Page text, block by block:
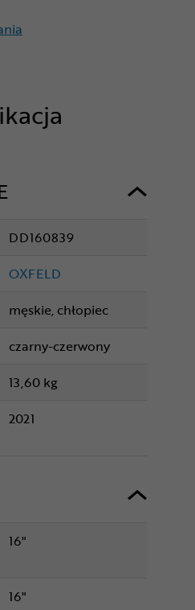
DD160839
OXFELD
męskie, chłopiec
czarny-czerwony
13,60 kg
2021
16"
16"